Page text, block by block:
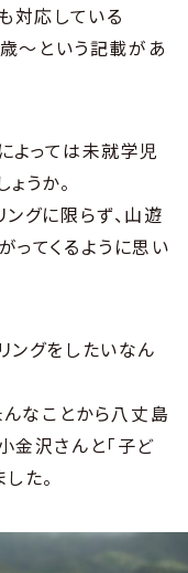
対応している
歳〜という記載があ
よっては未就学児
うか。
グに限らず、山遊
ってくるように思い
ングをしたいなん
んなことから八丈島
金沢さんと「子ど
た。